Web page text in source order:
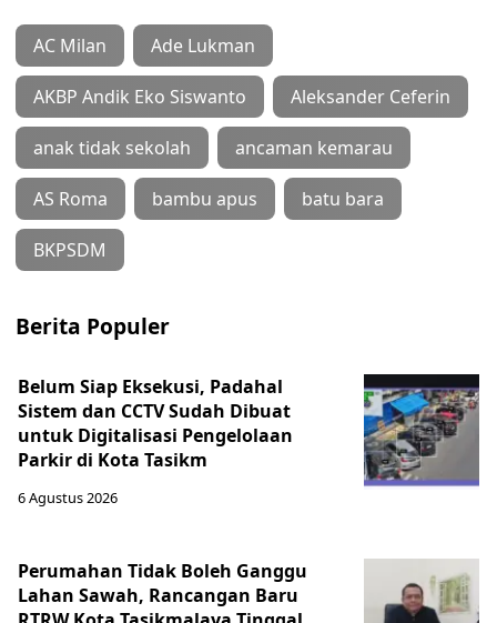
AC Milan Ade Lukman
AKBP Andik Eko Siswanto Aleksander Ceferin
anak tidak sekolah ancaman kemarau
AS Roma bambu apus batu bara
BKPSDM
Berita Populer
Belum Siap Eksekusi, Padahal
Sistem dan CCTV Sudah Dibuat
untuk Digitalisasi Pengelolaan
Parkir di Kota Tasikm
6 Agustus 2026
Perumahan Tidak Boleh Ganggu
Lahan Sawah, Rancangan Baru